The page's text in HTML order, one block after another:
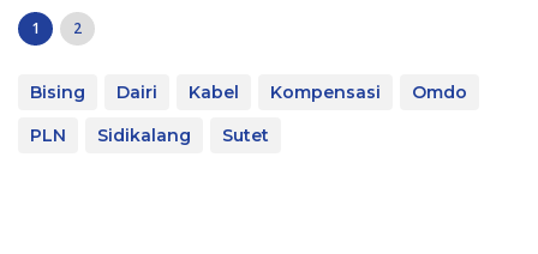
1 2
Bising Dairi Kabel Kompensasi
Omdo
PLN
Sidikalang Sutet